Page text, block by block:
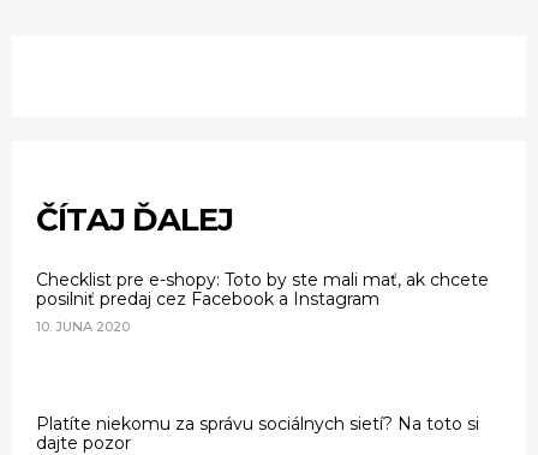
ČÍTAJ ĎALEJ
Checklist pre e-shopy: Toto by ste mali mať, ak chcete
posilniť predaj cez Facebook a Instagram
10. JÚNA 2020
Platíte niekomu za správu sociálnych sietí? Na toto si
dajte pozor